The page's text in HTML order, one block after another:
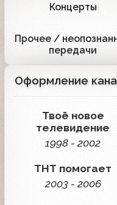
Концерты
Прочее /
передачи
Оформление
Твоё новое
телевидение
1998 - 2002
ТНТ помогает
2003 - 2006